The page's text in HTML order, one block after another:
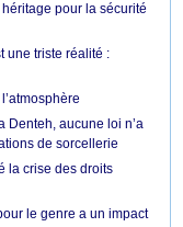
pour la sécurité
une triste réalité :
Denteh, aucune loi n’a
de sorcellerie
la crise des droits
le genre a un impact